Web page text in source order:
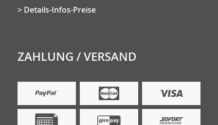
Details-Infos-Preise
ZAHLUNG / VERSAND